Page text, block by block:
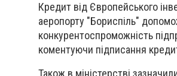
Кредит від Європейського
аеропорту "Бориспіль"
конкурентоспроможність
коментуючи підписання
Також в міністерстві